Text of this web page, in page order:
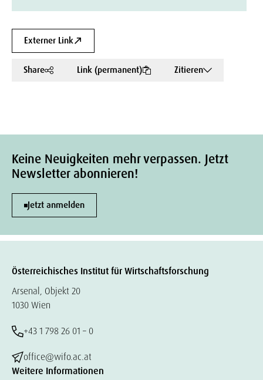
Externer Link
Share Link (permanent) Zitieren
Keine Neuigkeiten mehr verpassen. Jetzt
Newsletter abonnieren!
Jetzt anmelden
Österreichisches Institut für Wirtschaftsforschung
Arsenal, Objekt 20
1030 Wien
+43 1 798 26 01 – 0
office@wifo.ac.at
Weitere Informationen